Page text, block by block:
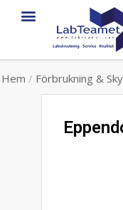
Hem / Förbrukning &